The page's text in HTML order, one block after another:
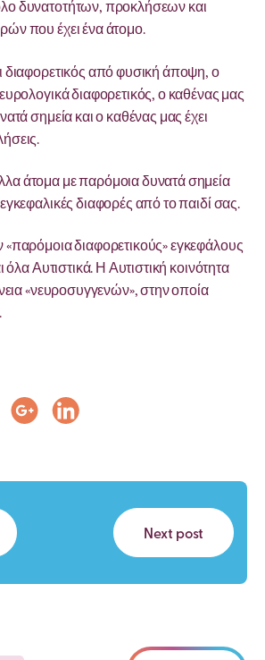
δυνατοτήτων, προκλήσεων και
που έχει ένα άτομο.
διαφορετικός από φυσική άποψη, ο
διαφορετικός, ο καθένας μας
σημεία και ο καθένας μας έχει
άτομα με παρόμοια δυνατά σημεία
διαφορές από το παιδί σας.
«παρόμοια διαφορετικούς» εγκεφάλους
όλα Αυτιστικά. Η Αυτιστική κοινότητα
«νευροσυγγενών», στην οποία
Next post